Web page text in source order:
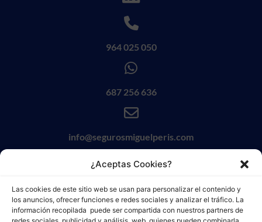
¿Aceptas Cookies?
Las cookies de este sitio web se usan para personalizar el contenido y
los anuncios, ofrecer funciones e redes sociales y analizar el tráfico. La
información recopilada puede ser compartida con nuestros partners de
964 025 050
687 256 636
info@segurosmiguelperis.com